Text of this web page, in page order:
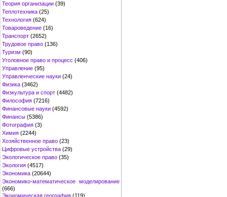
Теория организации (39)
Теплотехника (25)
Технология (624)
Товароведение (16)
Транспорт (2652)
Трудовое право (136)
Туризм (90)
Уголовное право и процесс (406)
Управление (95)
Управленческие науки (24)
Физика (3462)
Физкультура и спорт (4482)
Философия (7216)
Финансовые науки (4592)
Финансы (5386)
Фотография (3)
Химия (2244)
Хозяйственное право (23)
Цифровые устройства (29)
Экологическое право (35)
Экология (4517)
Экономика (20644)
Экономико-математическое моделирование
(666)
Экономическая география (119)